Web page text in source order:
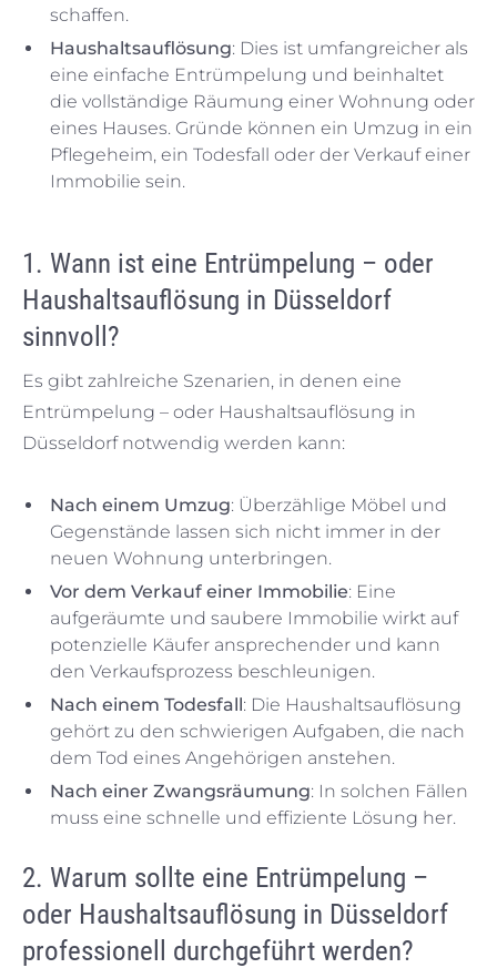
schaffen.
Haushaltsauflösung: Dies ist umfangreicher als
eine einfache Entrümpelung und beinhaltet
die vollständige Räumung einer Wohnung oder
eines Hauses. Gründe können ein Umzug in ein
Pflegeheim, ein Todesfall oder der Verkauf einer
Immobilie sein.
1. Wann ist eine Entrümpelung – oder
Haushaltsauflösung in Düsseldorf
sinnvoll?
Es gibt zahlreiche Szenarien, in denen eine
Entrümpelung – oder Haushaltsauflösung in
Düsseldorf notwendig werden kann:
Nach einem Umzug: Überzählige Möbel und
Gegenstände lassen sich nicht immer in der
neuen Wohnung unterbringen.
Vor dem Verkauf einer Immobilie: Eine
aufgeräumte und saubere Immobilie wirkt auf
potenzielle Käufer ansprechender und kann
den Verkaufsprozess beschleunigen.
Nach einem Todesfall: Die Haushaltsauflösung
gehört zu den schwierigen Aufgaben, die nach
dem Tod eines Angehörigen anstehen.
Nach einer Zwangsräumung: In solchen Fällen
muss eine schnelle und effiziente Lösung her.
2. Warum sollte eine Entrümpelung –
oder Haushaltsauflösung in Düsseldorf
professionell durchgeführt werden?